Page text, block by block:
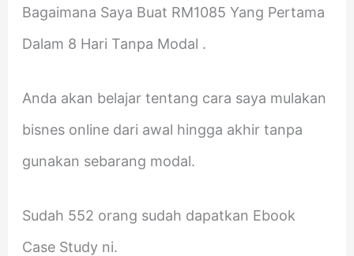
Bagaimana Saya Buat RM1085 Yang Pertama
Dalam 8 Hari Tanpa Modal .
Anda akan belajar tentang cara saya mulakan
bisnes online dari awal hingga akhir tanpa
gunakan sebarang modal.
Sudah 552 orang sudah dapatkan Ebook
Case Study ni.